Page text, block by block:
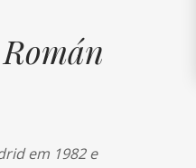
em 1982 e